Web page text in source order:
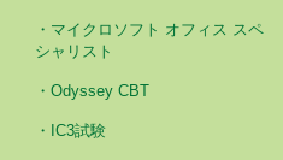
マイクロソフト オフィス スペ
シャリスト
Odyssey CBT
IC3試験